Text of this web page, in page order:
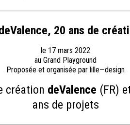
20 ans de
le 17 mars 2022
au Grand Playground
Proposée et organisée par lille—design
création deValence (FR)
ans de projets